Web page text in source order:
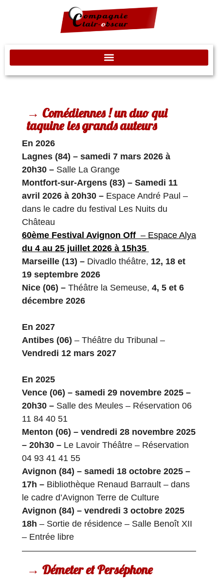
→ Comédiennes ! un duo qui
taquine les grands auteurs
En 2026
Lagnes (84) – samedi 7 mars 2026 à
20h30 – Salle La Grange
Montfort-sur-Argens (83) – Samedi 11
avril 2026 à 20h30 – Espace André Paul –
dans le cadre du festival Les Nuits du
Château
60ème Festival Avignon Off – Espace Alya
du 4 au 25 juillet 2026 à 15h35
Marseille (13) – Divadlo théâtre, 12, 18 et
19 septembre 2026
Nice (06) – Théâtre la Semeuse, 4, 5 et 6
décembre 2026
En 2027
Antibes (06) – Théâtre du Tribunal –
Vendredi 12 mars 2027
En 2025
Vence (06) – samedi 29 novembre 2025 –
20h30 – Salle des Meules – Réservation 06
11 84 40 51
Menton (06) – vendredi 28 novembre 2025
– 20h30 – Le Lavoir Théâtre – Réservation
04 93 41 41 55
Avignon (84) – samedi 18 octobre 2025 –
17h – Bibliothèque Renaud Barrault – dans
le cadre d’Avignon Terre de Culture
Avignon (84) – vendredi 3 octobre 2025
18h – Sortie de résidence – Salle Benoît XII
– Entrée libre
→ Démeter et Perséphone